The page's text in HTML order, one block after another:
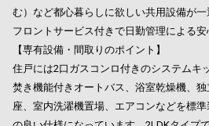
む）など都心暮らしに欲しい共用設備が一
フロントサービス付きで日勤管理による安
【専有設備・間取りのポイント】
住戸には2口ガスコンロ付きのシステムキ
焚き機能付きオートバス、浴室乾燥機、
座、室内洗濯機置場、エアコンなどを標